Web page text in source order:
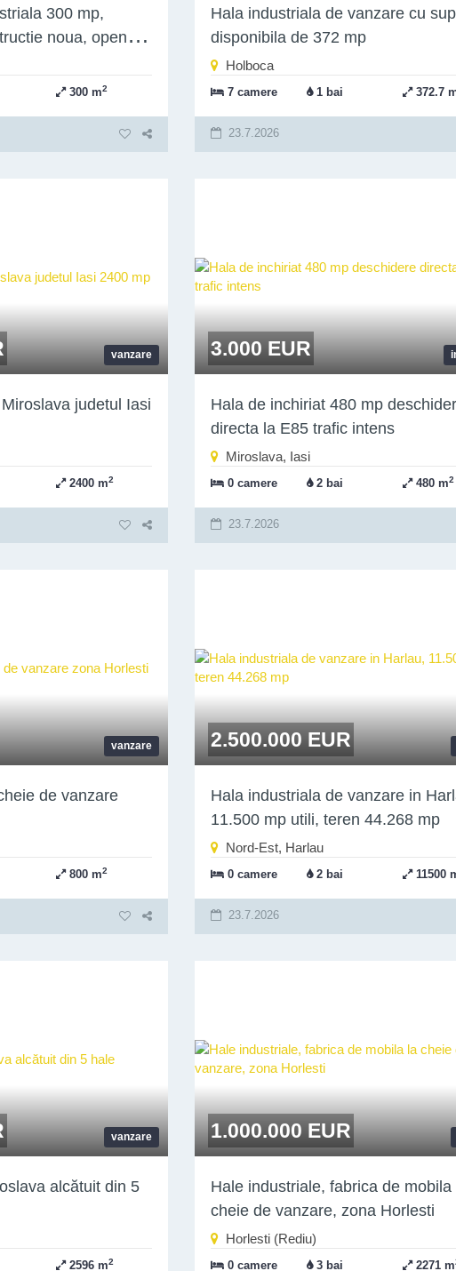
300 mp,
noua, open
300 m2
Hala industriala de vanzare cu
disponibila de 372 mp
Holboca
7 camere 1 bai 372.7
23.7.2026
vanzare
judetul Iasi
2400 m2
3.000 EUR
Hala de inchiriat 480 mp
directa la E85 trafic intens
Miroslava, Iasi
0 camere 2 bai 480 m2
23.7.2026
vanzare
de vanzare
800 m2
2.500.000 EUR
Hala industriala de vanzare in
11.500 mp utili, teren 44.268 mp
Nord-Est, Harlau
0 camere 2 bai 11500
23.7.2026
vanzare
alcătuit din 5
2596 m2
1.000.000 EUR
Hale industriale, fabrica de mobila
cheie de vanzare, zona Horlesti
Horlesti (Rediu)
0 camere 3 bai 2271 m